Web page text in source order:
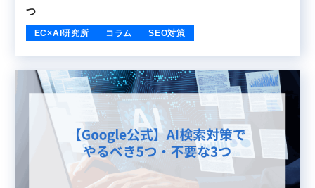
つ
EC×AI研究所 コラム SEO対策